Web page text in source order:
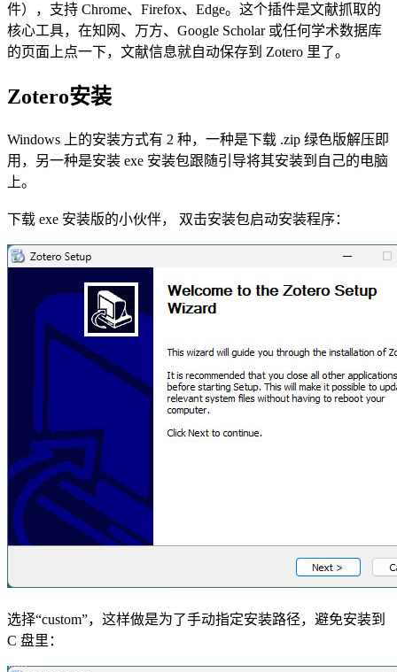
件），支持 Chrome、Firefox、Edge。这个插件是文献抓取的
核心工具，在知网、万方、Google Scholar 或任何学术数据库
的页面上点一下，文献信息就自动保存到 Zotero 里了。
Zotero安装
Windows 上的安装方式有 2 种，一种是下载 .zip 绿色版解压即
用，另一种是安装 exe 安装包跟随引导将其安装到自己的电脑
上。
下载 exe 安装版的小伙伴， 双击安装包启动安装程序：
选择“custom”，这样做是为了手动指定安装路径，避免安装到
C 盘里：